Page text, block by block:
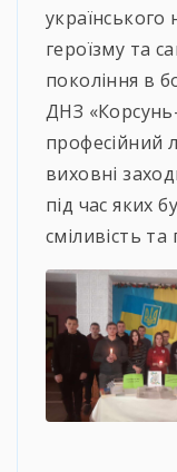
героїзму та
покоління в
ДНЗ
професійний
виховні
під час яких
сміливість